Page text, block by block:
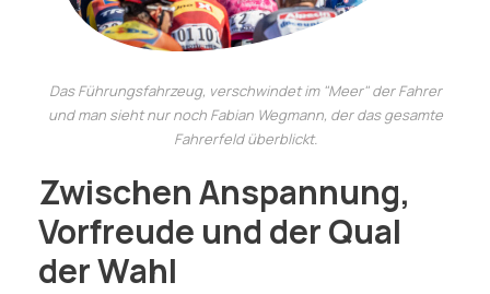
Das Führungsfahrzeug, verschwindet im "Meer" der Fahrer
und man sieht nur noch Fabian Wegmann, der das gesamte
Fahrerfeld überblickt.
Zwischen Anspannung,
Vorfreude und der Qual
der Wahl